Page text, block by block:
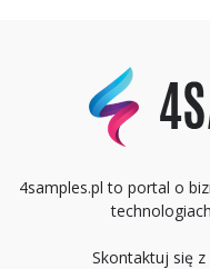
4samples.pl to portal o
Skontaktuj się z